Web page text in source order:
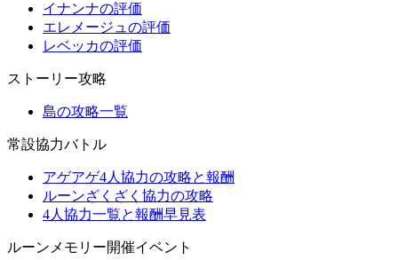
イナンナの評価
エレメージュの評価
レベッカの評価
ストーリー攻略
島の攻略一覧
常設協力バトル
アゲアゲ4人協力の攻略と報酬
ルーンざくざく協力の攻略
4人協力一覧と報酬早見表
ルーンメモリー開催イベント